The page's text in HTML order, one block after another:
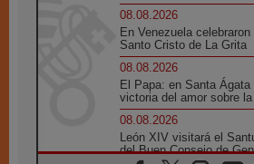
08.08.2026
En Venezuela
Santo Cristo de La Grita
08.08.2026
El Papa: en Santa
victoria del amor sobre
08.08.2026
León XIV visitará el
del Buen Consejo de